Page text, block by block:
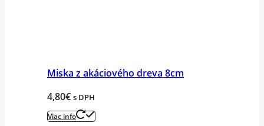
Miska z akáciového dreva 8cm
4,80€ s DPH
Viac info